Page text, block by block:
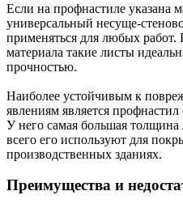
Если на профнастиле указана
универсальный несуще-
применяться для любых работ.
материала такие листы
прочностью.
Наиболее устойчивым к
явлениям является
У него самая большая
всего его используют для
производственных зданиях.
Преимущества и